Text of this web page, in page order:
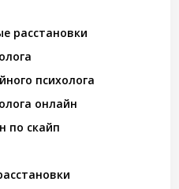
расстановки
психолога
онлайн
по скайп